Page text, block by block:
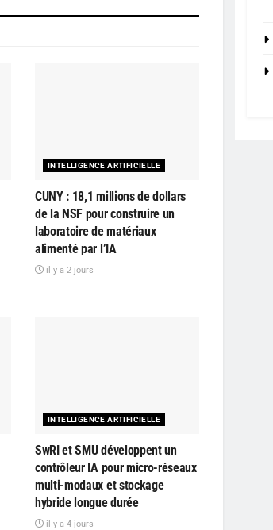
INTELLIGENCE ARTIFICIELLE
CUNY : 18,1 millions de dollars
de la NSF pour construire un
laboratoire de matériaux
alimenté par l’IA
il y a 2 jours
INTELLIGENCE ARTIFICIELLE
SwRI et SMU développent un
contrôleur IA pour micro-réseaux
multi-modaux et stockage
hybride longue durée
il y a 4 jours